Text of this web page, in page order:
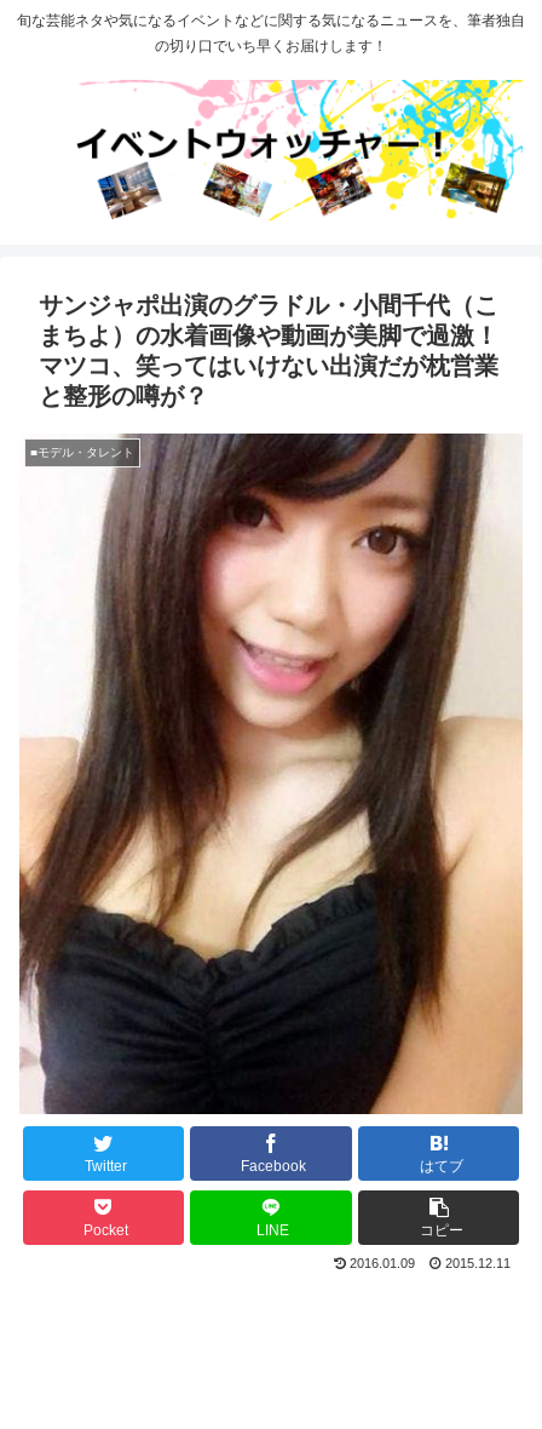
旬な芸能ネタや気になるイベントなどに関する気になるニュースを、筆者独自
の切り口でいち早くお届けします！
サンジャポ出演のグラドル・小間千代（こ
まちよ）の水着画像や動画が美脚で過激！
マツコ、笑ってはいけない出演だが枕営業
と整形の噂が？
■モデル・タレント
Twitter Facebook はてブ
Pocket LINE コピー
2016.01.09 2015.12.11